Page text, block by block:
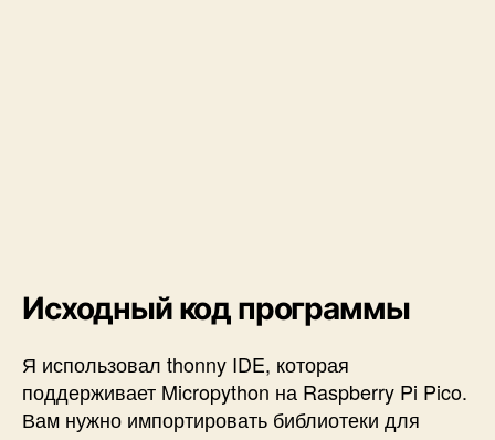
Исходный код программы
Я использовал thonny IDE, которая
поддерживает Micropython на Raspberry Pi Pico.
Вам нужно импортировать библиотеки для